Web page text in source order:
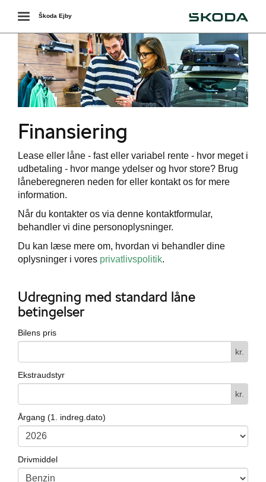
Toggle
navigation
Škoda Ejby
Finansiering
Lease eller låne - fast eller variabel rente - hvor meget i
udbetaling - hvor mange ydelser og hvor store? Brug
låneberegneren neden for eller kontakt os for mere
information.
Når du kontakter os via denne kontaktformular,
behandler vi dine personoplysninger.
Du kan læse mere om, hvordan vi behandler dine
oplysninger i vores privatlivspolitik.
Udregning med standard låne
betingelser
Bilens pris
kr.
Ekstraudstyr
kr.
Årgang (1. indreg.dato)
Drivmiddel